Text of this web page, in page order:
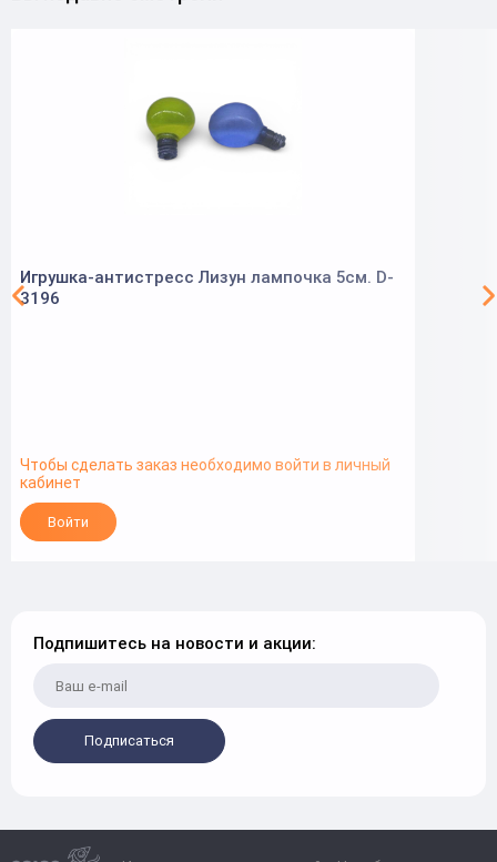
Игрушка-антистресс Лизун лампочка 5см. D-
3196
Чтобы сделать заказ необходимо войти в личный
кабинет
Войти
Подпишитесь на новости и акции:
Подписаться